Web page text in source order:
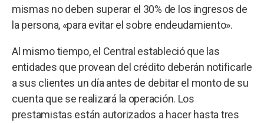
mismas no deben superar el 30% de los ingresos de
la persona, «para evitar el sobre endeudamiento».
Al mismo tiempo, el Central estableció que las
entidades que provean del crédito deberán notificarle
a sus clientes un día antes de debitar el monto de su
cuenta que se realizará la operación. Los
prestamistas están autorizados a hacer hasta tres